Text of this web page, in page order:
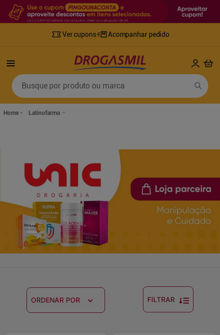
Ver cupons Acompanhar pedido
Busque por produto ou marca
Latinofarma
ORDENAR POR FILTRAR
Termos mais buscados
lenco umedecido
5º fralda geriatrica